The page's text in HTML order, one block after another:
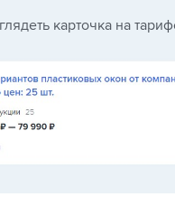
карточка на